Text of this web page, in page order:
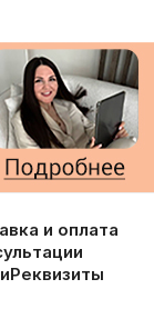
и оплата
Реквизиты